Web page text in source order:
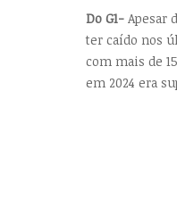
Do G1- Apesar
ter caído nos
com mais de
em 2024 era